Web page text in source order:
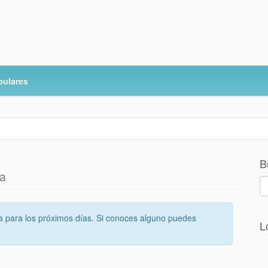
los próximos días. Si conoces alguno puedes